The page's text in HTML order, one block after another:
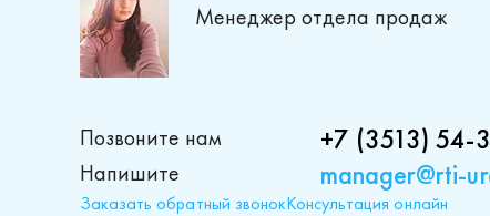
Менеджер отдела продаж
Позвоните нам +7 (3513) 54-
Напишите manager@rti-
Заказать обратный звонокКонсультация онлайн